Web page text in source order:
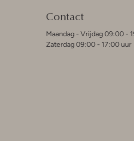
Contact
Maandag - Vrijdag 09:00 -
Zaterdag 09:00 - 17:00 uur